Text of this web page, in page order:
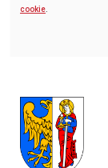
cookie